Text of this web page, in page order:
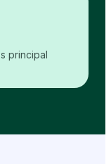
principal